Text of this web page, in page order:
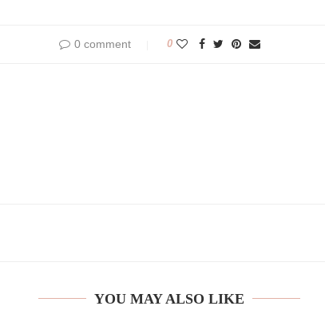
0 comment 0
YOU MAY ALSO LIKE